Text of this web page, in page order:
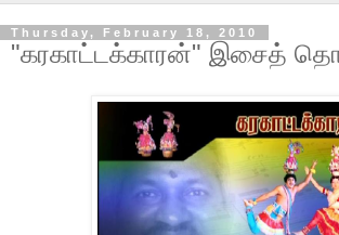
Thursday, February 18, 2010
"கரகாட்டக்காரன்" இசைத்